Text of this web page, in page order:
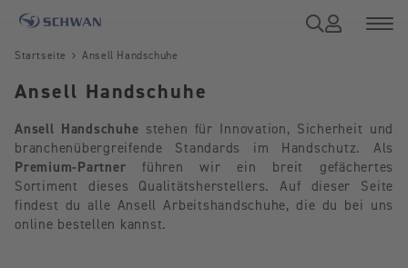
Startseite Ansell Handschuhe
Ansell Handschuhe
Ansell Handschuhe stehen für Innovation, Sicherheit und
branchenübergreifende Standards im Handschutz. Als
Premium-Partner führen wir ein breit gefächertes
Sortiment dieses Qualitätsherstellers. Auf dieser Seite
findest du alle Ansell Arbeitshandschuhe, die du bei uns
online bestellen kannst.